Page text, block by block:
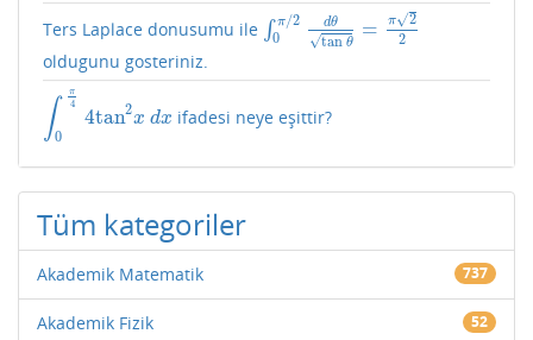
Ters Laplace donusumu ile ∫ π/2
0
dθ
tan θ
√ = π 2
√
2
∫0π/2 dθtanθ =π 22
oldugunu gosteriniz.
∫
π
4
0
4tan2x dx
0 4tan2x d x ifadesi neye eşittir?
Tüm kategoriler
Akademik Matematik 737
Akademik Fizik 52